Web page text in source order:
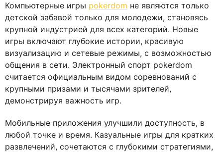
Компьютерные игры pokerdom не являются только
детской забавой только для молодежи, становясь
крупной индустрией для всех категорий. Новые
игры включают глубокие истории, красивую
визуализацию и сетевые режимы, с возможностью
общения в сети. Электронный спорт pokerdom
считается официальным видом соревнований с
крупными призами и тысячами зрителей,
демонстрируя важность игр.
Мобильные приложения улучшили доступность, в
любой точке и время. Казуальные игры для кратких
развлечений, сочетаются с глубокими стратегиями,